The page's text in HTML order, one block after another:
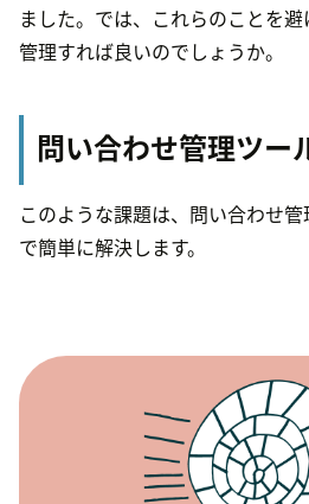
ました。では、これらのことを
管理すれば良いのでしょうか。
問い合わせ管理ツー
このような課題は、問い合わせ
で簡単に解決します。